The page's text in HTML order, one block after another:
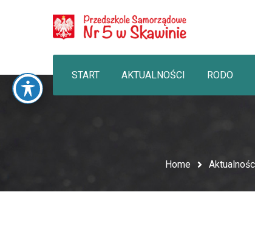
START AKTUALNOŚCI RODO
Home